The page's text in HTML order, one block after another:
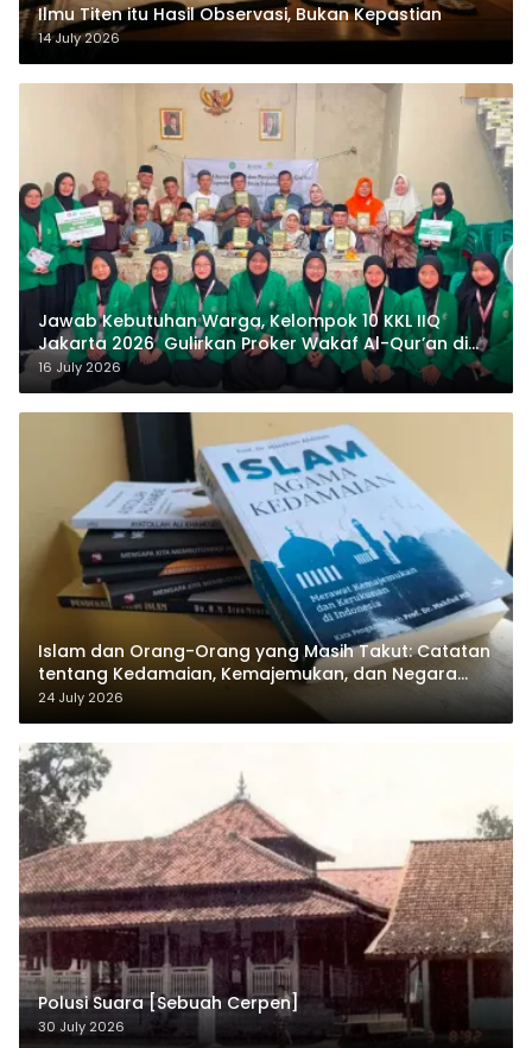
Ilmu Titen itu Hasil Observasi, Bukan Kepastian
14 July 2026
Jawab Kebutuhan Warga, Kelompok 10 KKL IIQ
Jakarta 2026 Gulirkan Proker Wakaf Al-Qur’an di
Sukamanah
16 July 2026
Islam dan Orang-Orang yang Masih Takut: Catatan
tentang Kedamaian, Kemajemukan, dan Negara
dalam Pemikiran Masykuri Abdillah
24 July 2026
Polusi Suara [Sebuah Cerpen]
30 July 2026